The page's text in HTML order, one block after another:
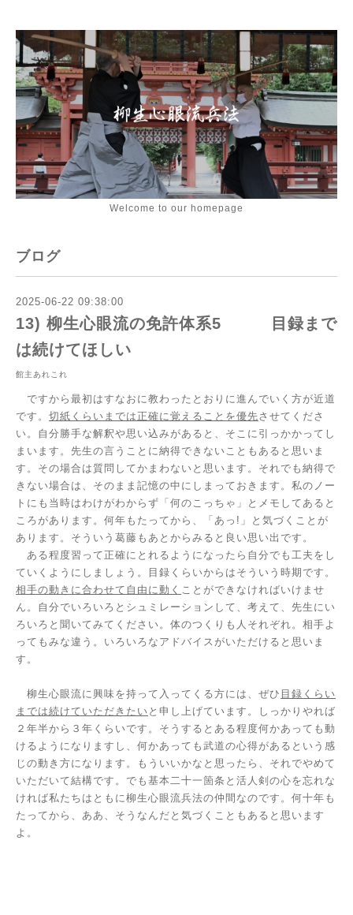
Welcome to our homepage
ブログ
2025-06-22 09:38:00
13) 柳生心眼流の免許体系5 目録まで
は続けてほしい
館主あれこれ
ですから最初はすなおに教わったとおりに進んでいく方が近道
です。 切紙くらいまでは正確に覚えることを優先させてくださ
い。自分勝手な解釈や思い込みがあると、そこに引っかかってし
まいます。先生の言うことに納得できないこともあると思いま
す。その場合は質問してかまわないと思います。それでも納得で
きない場合は、そのまま記憶の中にしまっておきます。私のノー
トにも当時はわけがわからず「何のこっちゃ」とメモしてあると
ころがあります。何年もたってから、「あっ ! 」と気づくことが
あります。そういう葛藤もあとからみると良い思い出です。
ある程度習って正確にとれるようになったら自分でも工夫をし
ていくようにしましょう。目録くらいからはそういう時期です。
相手の動きに合わせて自由に動く ことができなければいけませ
ん。自分でいろいろとシュミレーションして、考えて、先生にい
ろいろと聞いてみてください。体のつくりも人それぞれ。相手よ
ってもみな違う。いろいろなアドバイスがいただけると思いま
す。
柳生心眼流に興味を持って入ってくる方には、ぜひ 目録くらい
までは続けていただきたい と申し上げています。しっかりやれば
２年半から３年くらいです。そうするとある程度何かあっても動
けるようになりますし、何かあっても武道の心得があるという感
じの動き方になります。もういいかなと思ったら、それでやめて
いただいて結構です。でも基本二十一箇条と活人剣の心を忘れな
ければ私たちはともに柳生心眼流兵法の仲間なのです。何十年も
たってから、ああ、そうなんだと気づくこともあると思います
よ。